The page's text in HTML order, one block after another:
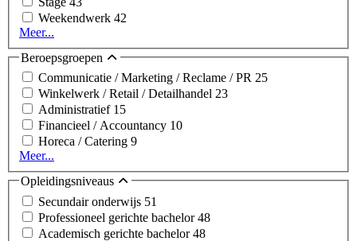
Weekendwerk 42
Meer...
Beroepsgroepen
Communicatie / Marketing / Reclame / PR 25
Winkelwerk / Retail / Detailhandel 23
Administratief 15
Financieel / Accountancy 10
Horeca / Catering 9
Meer...
Opleidingsniveaus
Secundair onderwijs 51
Professioneel gerichte bachelor48
Academisch gerichte bachelor48